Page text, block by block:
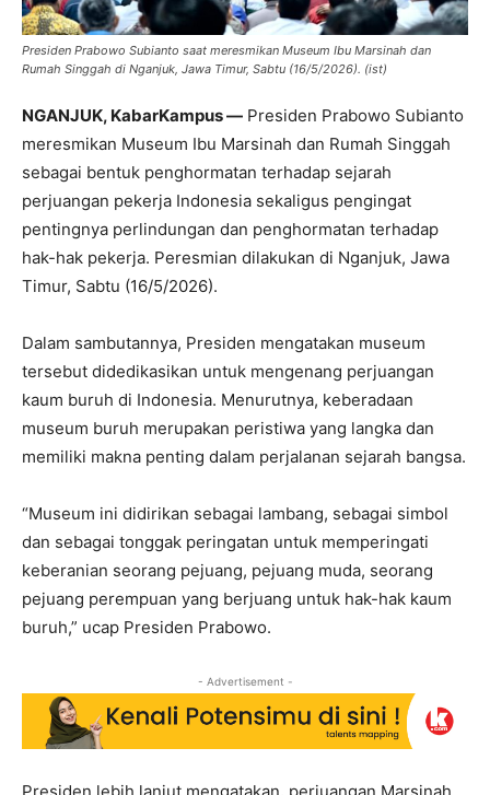
Presiden Prabowo Subianto saat meresmikan Museum Ibu Marsinah dan
Rumah Singgah di Nganjuk, Jawa Timur, Sabtu (16/5/2026). (ist)
NGANJUK, KabarKampus — Presiden Prabowo Subianto
meresmikan Museum Ibu Marsinah dan Rumah Singgah
sebagai bentuk penghormatan terhadap sejarah
perjuangan pekerja Indonesia sekaligus pengingat
pentingnya perlindungan dan penghormatan terhadap
hak-hak pekerja. Peresmian dilakukan di Nganjuk, Jawa
Timur, Sabtu (16/5/2026).
Dalam sambutannya, Presiden mengatakan museum
tersebut didedikasikan untuk mengenang perjuangan
kaum buruh di Indonesia. Menurutnya, keberadaan
museum buruh merupakan peristiwa yang langka dan
memiliki makna penting dalam perjalanan sejarah bangsa.
“Museum ini didirikan sebagai lambang, sebagai simbol
dan sebagai tonggak peringatan untuk memperingati
keberanian seorang pejuang, pejuang muda, seorang
pejuang perempuan yang berjuang untuk hak-hak kaum
buruh,” ucap Presiden Prabowo.
- Advertisement -
Presiden lebih lanjut mengatakan, perjuangan Marsinah